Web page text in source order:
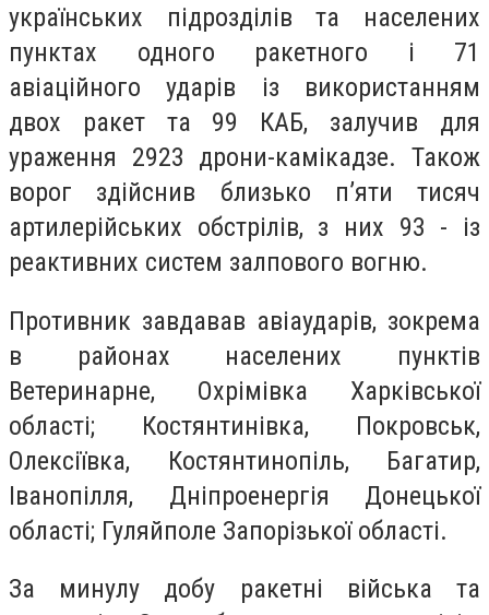
українських підрозділів та населених
пунктах одного ракетного і 71
авіаційного ударів із використанням
двох ракет та 99 КАБ, залучив для
ураження 2923 дрони-камікадзе. Також
ворог здійснив близько п’яти тисяч
артилерійських обстрілів, з них 93 - із
реактивних систем залпового вогню.
Противник завдавав авіаударів, зокрема
в районах населених пунктів
Ветеринарне, Охрімівка Харківської
області; Костянтинівка, Покровськ,
Олексіївка, Костянтинопіль, Багатир,
Іванопілля, Дніпроенергія Донецької
області; Гуляйполе Запорізької області.
За минулу добу ракетні війська та